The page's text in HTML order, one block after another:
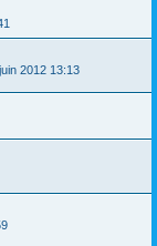
2012 13:13